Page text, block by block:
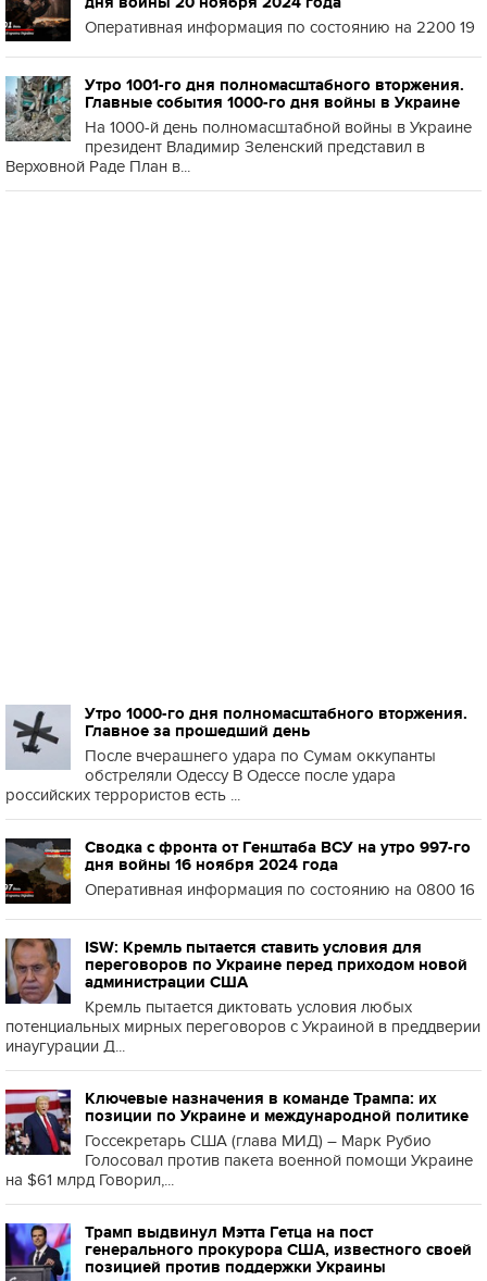
Оперативная информация по состоянию на 2200 19
Утро 1001-го дня полномасштабного вторжения.
Главные события 1000-го дня войны в Украине
На 1000-й день полномасштабной войны в Украине
президент Владимир Зеленский представил в
Верховной Раде План в...
Утро 1000-го дня полномасштабного вторжения.
Главное за прошедший день
После вчерашнего удара по Сумам оккупанты
обстреляли Одессу В Одессе после удара
российских террористов есть ...
Сводка с фронта от Генштаба ВСУ на утро 997-го
дня войны 16 ноября 2024 года
Оперативная информация по состоянию на 0800 16
ISW: Кремль пытается ставить условия для
переговоров по Украине перед приходом новой
администрации США
Кремль пытается диктовать условия любых
потенциальных мирных переговоров с Украиной в преддверии
инаугурации Д...
Ключевые назначения в команде Трампа: их
позиции по Украине и международной политике
Госсекретарь США (глава МИД) – Марк Рубио
Голосовал против пакета военной помощи Украине
на $61 млрд Говорил,...
Трамп выдвинул Мэтта Гетца на пост
генерального прокурора США, известного своей
позицией против поддержки Украины